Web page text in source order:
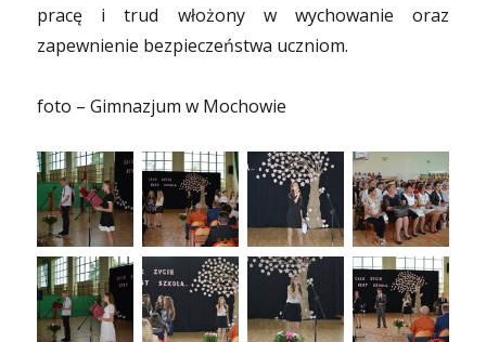
pracę i trud włożony w wychowanie oraz
zapewnienie bezpieczeństwa uczniom.
foto – Gimnazjum w Mochowie